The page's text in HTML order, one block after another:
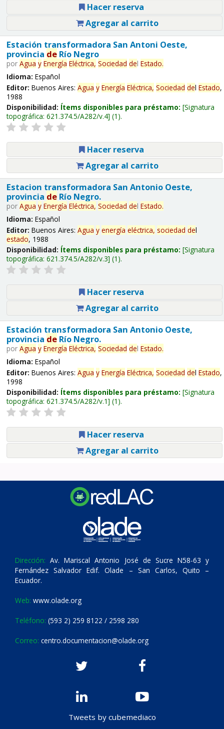
Hacer reserva
Agregar al carrito
Estación transformadora San Antoni Oeste,
provincia deRío Negro
por Agua y Energía Eléctrica, Sociedad del Estado.
Idioma: Español
Editor: Buenos Aires: Agua y Energía Eléctrica, Sociedad del Estado,
1988
Disponibilidad: Ítems disponibles para préstamo: Signatura
topográfica: 621.374.5/A282/v.4 (1).
Hacer reserva
Agregar al carrito
Estacion transformadora San Antonio Oeste,
provincia deRío Negro.
por Agua y Energía Eléctrica, Sociedad del Estado.
Idioma: Español
Editor: Buenos Aires: Agua y energía eléctrica, sociedad del
estado, 1988
Disponibilidad: Ítems disponibles para préstamo: Signatura
topográfica: 621.374.5/A282/v.3 (1).
Hacer reserva
Agregar al carrito
Estación transformadora San Antonio Oeste,
provincia deRío Negro.
por Agua y Energía Eléctrica, Sociedad del Estado.
Idioma: Español
Editor: Buenos Aires: Agua y Energía Eléctrica, Sociedad del Estado,
1998
Disponibilidad: Ítems disponibles para préstamo: Signatura
topográfica: 621.374.5/A282/v.1 (1).
Hacer reserva
Agregar al carrito
Dirección: Av. Mariscal Antonio José de Sucre N58-63 y
Fernández Salvador Edif. Olade – San Carlos, Quito –
Ecuador.
Web: www.olade.org
Teléfono: (593 2) 259 8122 / 2598 280
Correo: centro.documentacion@olade.org
Tweets by cubemediaco